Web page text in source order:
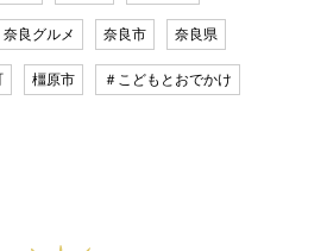
奈良グルメ 奈良市 奈良県
橿原市 ＃こどもとおでかけ